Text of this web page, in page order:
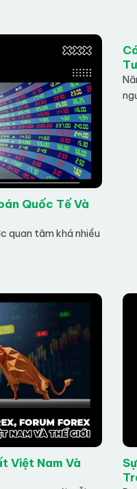
Quốc Tế Và
quan tâm khá nhiều
Việt Nam Và